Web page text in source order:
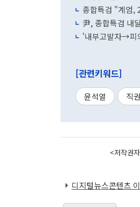
종합특검 "계엄,
尹, 종합특검 내
'내부고발자→피
[관련키워드]
윤석열 직
<저작권
디지털뉴스콘텐츠